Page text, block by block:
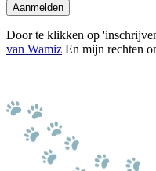
Aanmelden
Door te klikken op
van Wamiz En mijn rechten